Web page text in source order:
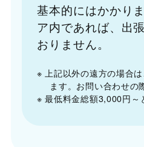
基本的にはかかり
ア内であれば、出
おりません。
※ 上記以外の遠方の場合
ます。お問い合わせの
※ 最低料金総額3,000円～